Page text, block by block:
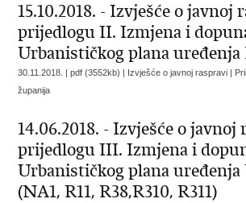
15.10.2018. - Izvješće o javnoj
prijedlogu II. Izmjena i
Urbanističkog plana
30.11.2018. | pdf (3552kb) | Izvješće o javnoj raspravi |
županija
14.06.2018. - Izvješće o javnoj
prijedlogu III. Izmjena i
Urbanističkog plana uređenja
(NA1, R11, R38,R310, R311)